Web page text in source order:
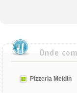
Pizzeria Meidin